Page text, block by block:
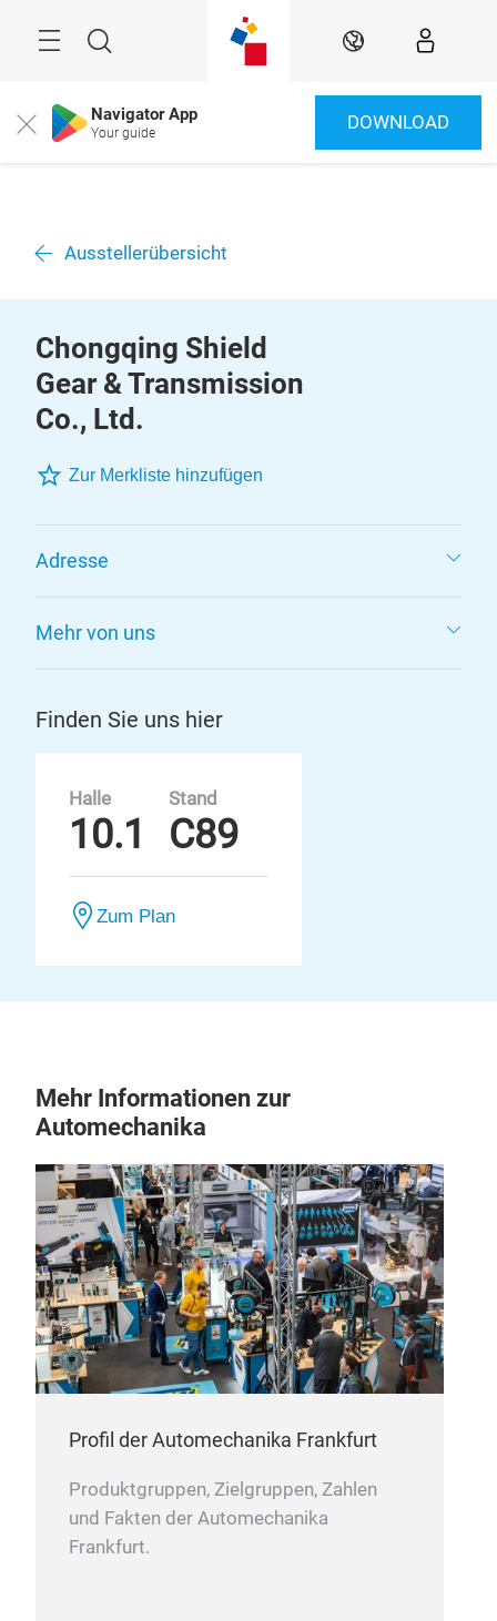
Suche DE
Close Navigator App
Your guide DOWNLOAD
Ausstellerübersicht
Chongqing Shield
Gear & Transmission
Co., Ltd.
Zur Merkliste hinzufügen
Adresse
Mehr von uns
Finden Sie uns hier
Halle
10.1
Stand
C89
Zum Plan
Mehr Informationen zur
Automechanika
Profil der Automechanika Frankfurt
Produktgruppen, Zielgruppen, Zahlen
und Fakten der Automechanika
Frankfurt.